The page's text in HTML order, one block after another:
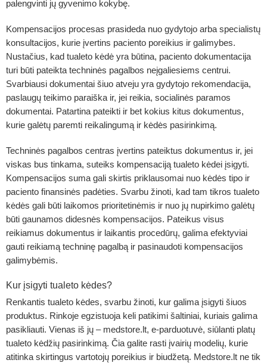
palengvinti jų gyvenimo kokybę.
Kompensacijos procesas prasideda nuo gydytojo arba specialistų
konsultacijos, kurie įvertins paciento poreikius ir galimybes.
Nustačius, kad tualeto kėdė yra būtina, paciento dokumentacija
turi būti pateikta techninės pagalbos neįgaliesiems centrui.
Svarbiausi dokumentai šiuo atveju yra gydytojo rekomendacija,
paslaugų teikimo paraiška ir, jei reikia, socialinės paramos
dokumentai. Patartina pateikti ir bet kokius kitus dokumentus,
kurie galėtų paremti reikalingumą ir kėdės pasirinkimą.
Techninės pagalbos centras įvertins pateiktus dokumentus ir, jei
viskas bus tinkama, suteiks kompensaciją tualeto kėdei įsigyti.
Kompensacijos suma gali skirtis priklausomai nuo kėdės tipo ir
paciento finansinės padėties. Svarbu žinoti, kad tam tikros tualeto
kėdės gali būti laikomos prioritetinėmis ir nuo jų nupirkimo galėtų
būti gaunamos didesnės kompensacijos. Pateikus visus
reikiamus dokumentus ir laikantis procedūrų, galima efektyviai
gauti reikiamą techninę pagalbą ir pasinaudoti kompensacijos
galimybėmis.
Kur įsigyti tualeto kėdes?
Renkantis tualeto kėdes, svarbu žinoti, kur galima įsigyti šiuos
produktus. Rinkoje egzistuoja keli patikimi šaltiniai, kuriais galima
pasikliauti. Vienas iš jų – medstore.lt, e-parduotuvė, siūlanti platų
tualeto kėdžių pasirinkimą. Čia galite rasti įvairių modelių, kurie
atitinka skirtingus vartotojų poreikius ir biudžetą. Medstore.lt ne tik